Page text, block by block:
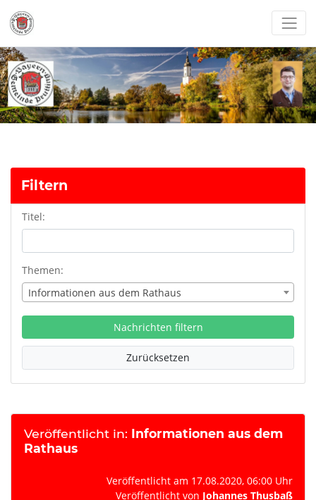
Filtern
Titel:
Themen:
Informationen aus dem Rathaus
Nachrichten filtern
Zurücksetzen
Veröffentlicht in: Informationen aus dem
Rathaus
Veröffentlicht am 17.08.2020, 06:00 Uhr
Veröffentlicht von Johannes Thusbaß